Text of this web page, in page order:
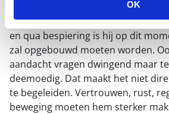
OK
geen match en ook andere honden
niet. Hij wil maar 1 ding, een eigen
en qua bespiering is hij op dit
zal opgebouwd moeten worden.
aandacht vragen dwingend maar
deemoedig. Dat maakt het niet
te begeleiden. Vertrouwen, rust,
beweging moeten hem sterker